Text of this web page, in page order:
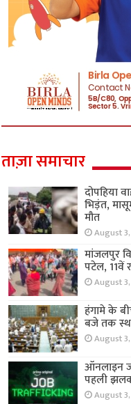
ताज़ा समाचार
दोपहिया
भिड़ंत,
मौत
August
मांजलपुर
पटेल, 11वें
August
हंगामे के
बजे तक
August
ऑनलाइन
पहली
August